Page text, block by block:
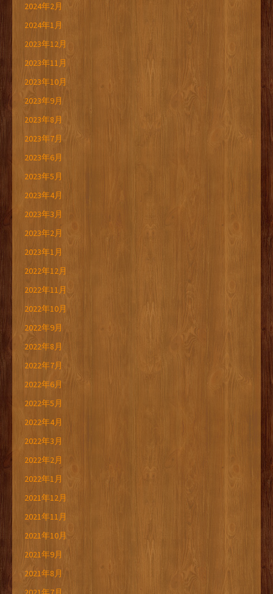
2024年2月
2024年1月
2023年12月
2023年11月
2023年10月
2023年9月
2023年8月
2023年7月
2023年6月
2023年5月
2023年4月
2023年3月
2023年2月
2023年1月
2022年12月
2022年11月
2022年10月
2022年9月
2022年8月
2022年7月
2022年6月
2022年5月
2022年4月
2022年3月
2022年2月
2022年1月
2021年12月
2021年11月
2021年10月
2021年9月
2021年8月